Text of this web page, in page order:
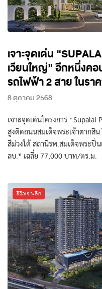
เจาะจุดเด่น
เวียนใหญ่” อีกหนึ่งคอ
รถไฟฟ้า 2 สาย ในรา
8 ตุลาคม 2568
เจาะจุดเด่นโครงการ
สูงติดถนนสมเด็จพระเจ้าตากสิน
สีม่วงใต้ สถานีรพ.สมเด็จพระปิ่น
ลบ.* เฉลี่ย 77,000 บาท/ตร.ม.
รีวิวเจาะลึก